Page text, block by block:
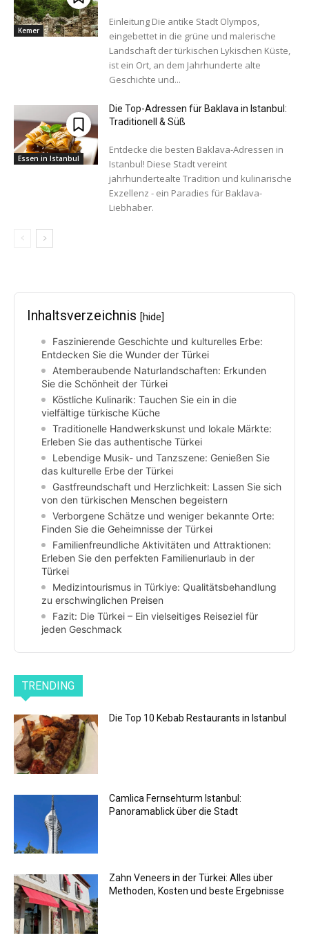
Kemer
Einleitung Die antike Stadt Olympos,
eingebettet in die grüne und malerische
Landschaft der türkischen Lykischen Küste,
ist ein Ort, an dem Jahrhunderte alte
Geschichte und...
Essen in Istanbul
Die Top-Adressen für Baklava in Istanbul:
Traditionell & Süß
Entdecke die besten Baklava-Adressen in
Istanbul! Diese Stadt vereint
jahrhundertealte Tradition und kulinarische
Exzellenz - ein Paradies für Baklava-
Liebhaber.
Inhaltsverzeichnis [hide]
Faszinierende Geschichte und kulturelles Erbe:
Entdecken Sie die Wunder der Türkei
Atemberaubende Naturlandschaften: Erkunden
Sie die Schönheit der Türkei
Köstliche Kulinarik: Tauchen Sie ein in die
vielfältige türkische Küche
Traditionelle Handwerkskunst und lokale Märkte:
Erleben Sie das authentische Türkei
Lebendige Musik- und Tanzszene: Genießen Sie
das kulturelle Erbe der Türkei
Gastfreundschaft und Herzlichkeit: Lassen Sie sich
von den türkischen Menschen begeistern
Verborgene Schätze und weniger bekannte Orte:
Finden Sie die Geheimnisse der Türkei
Familienfreundliche Aktivitäten und Attraktionen:
Erleben Sie den perfekten Familienurlaub in der
Türkei
Medizintourismus in Türkiye: Qualitätsbehandlung
zu erschwinglichen Preisen
Fazit: Die Türkei – Ein vielseitiges Reiseziel für
jeden Geschmack
TRENDING
Die Top 10 Kebab Restaurants in Istanbul
Camlica Fernsehturm Istanbul:
Panoramablick über die Stadt
Zahn Veneers in der Türkei: Alles über
Methoden, Kosten und beste Ergebnisse